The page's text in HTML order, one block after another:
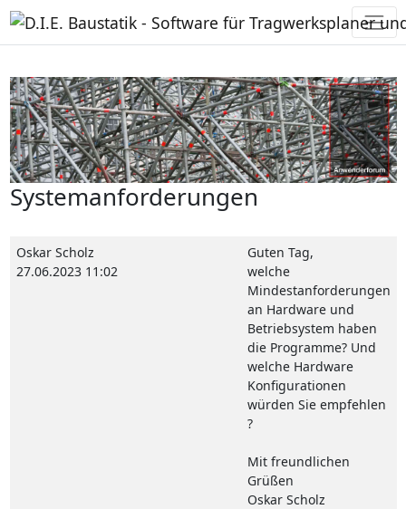
Systemanforderungen
Oskar Scholz
27.06.2023 11:02
Guten Tag,
welche
Mindestanforderungen
an Hardware und
Betriebsystem haben
die Programme? Und
welche Hardware
Konfigurationen
würden Sie empfehlen
?
Mit freundlichen
Grüßen
Oskar Scholz